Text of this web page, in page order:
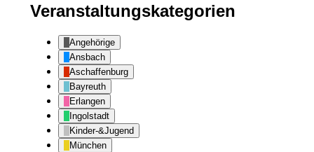
Veranstaltungskategorien
Angehörige
Ansbach
Aschaffenburg
Bayreuth
Erlangen
Ingolstadt
Kinder-&Jugend
München